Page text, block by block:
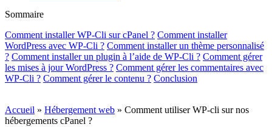
Sommaire
Comment installer WP-Cli sur cPanel ? Comment installer
WordPress avec WP-Cli ? Comment installer un thème personnalisé
? Comment installer un plugin à l’aide de WP-Cli ? Comment gérer
les mises à jour WordPress ? Comment gérer les commentaires avec
WP-Cli ? Comment gérer le contenu ? Conclusion
Accueil » Hébergement web » Comment utiliser WP-cli sur nos
hébergements cPanel ?